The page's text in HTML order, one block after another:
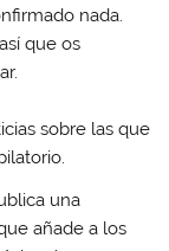
nada.
que os
sobre las que
una
añade a los